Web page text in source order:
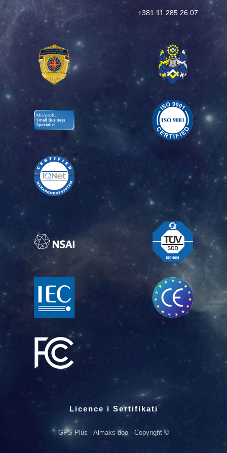
+381 11 285 26 07
Licence i Sertifikati
GPS Plus - Almaks doo - Copyright ©